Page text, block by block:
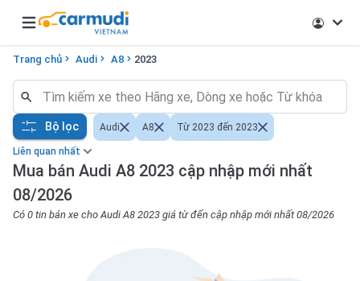
Open main menu
Trang chủ Audi A8 2023
Liên quan nhất
Mua bán Audi A8 2023 cập nhập mới nhất
08/2026
Có 0 tin bán xe cho Audi A8 2023 giá từ đến cập nhập mới nhất 08/2026
Bộ lọc Audi A8 Từ 2023 đến 2023